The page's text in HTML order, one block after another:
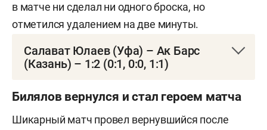
в матче ни сделал ни одного броска, но
отметился удалением на две минуты.
Салават Юлаев (Уфа) – Ак Барс
(Казань) – 1:2 (0:1, 0:0, 1:1)
20 декабря. «Уфа Арена». 8 522 зрителя
0:1 Фальковский (Фисенко, 10:23)
Билялов вернулся и стал героем матча
Шикарный матч провел вернувшийся после